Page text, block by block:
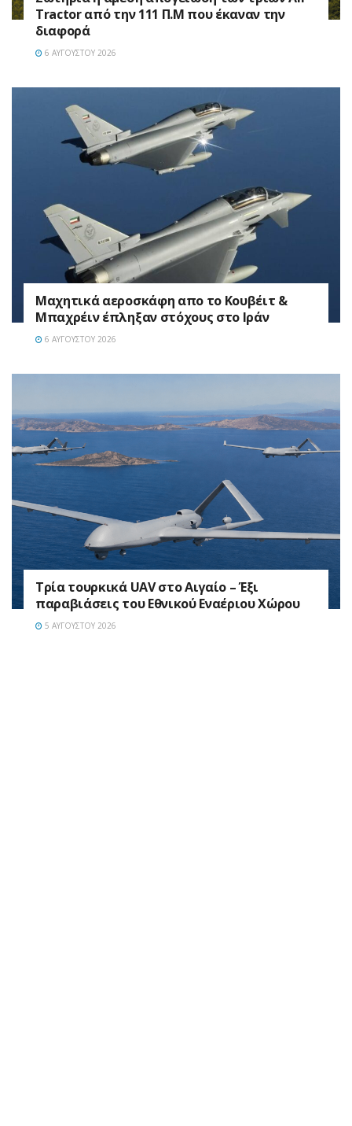
Tractor από την 111 Π.M που έκαναν την
διαφορά
6 ΑΥΓΟΎΣΤΟΥ 2026
Mαχητικά αεροσκάφη απο το Κουβέιτ &
Μπαχρέιν έπληξαν στόχους στο Ιράν
6 ΑΥΓΟΎΣΤΟΥ 2026
Τρία τουρκικά UAV στο Αιγαίο – Έξι
παραβιάσεις του Εθνικού Εναέριου Χώρου
5 ΑΥΓΟΎΣΤΟΥ 2026